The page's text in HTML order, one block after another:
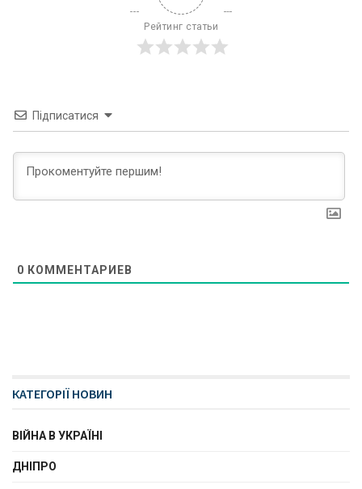
Рейтинг статьи
Підписатися
0 КОММЕНТАРИЕВ
КАТЕГОРІЇ НОВИН
ВІЙНА В УКРАЇНІ
ДНІПРО